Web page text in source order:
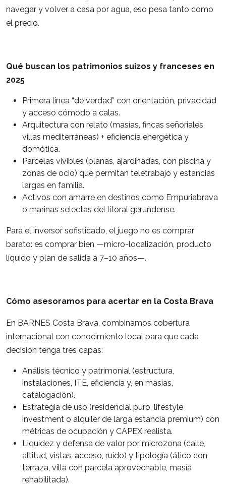
navegar y volver a casa por agua, eso pesa tanto como
el precio.
Qué buscan los patrimonios suizos y franceses en
2025
Primera línea “de verdad” con orientación, privacidad
y acceso cómodo a calas.
Arquitectura con relato (masías, fincas señoriales,
villas mediterráneas) + eficiencia energética y
domótica.
Parcelas vivibles (planas, ajardinadas, con piscina y
zonas de ocio) que permitan teletrabajo y estancias
largas en familia.
Activos con amarre en destinos como Empuriabrava
o marinas selectas del litoral gerundense.
Para el inversor sofisticado, el juego no es comprar
barato: es comprar bien —micro-localización, producto
líquido y plan de salida a 7–10 años—.
Cómo asesoramos para acertar en la Costa Brava
En BARNES Costa Brava, combinamos cobertura
internacional con conocimiento local para que cada
decisión tenga tres capas:
Análisis técnico y patrimonial (estructura,
instalaciones, ITE, eficiencia y, en masías,
catalogación).
Estrategia de uso (residencial puro, lifestyle
investment o alquiler de larga estancia premium) con
métricas de ocupación y CAPEX realista.
Liquidez y defensa de valor por microzona (calle,
altitud, vistas, acceso, ruido) y tipología (ático con
terraza, villa con parcela aprovechable, masía
rehabilitada).